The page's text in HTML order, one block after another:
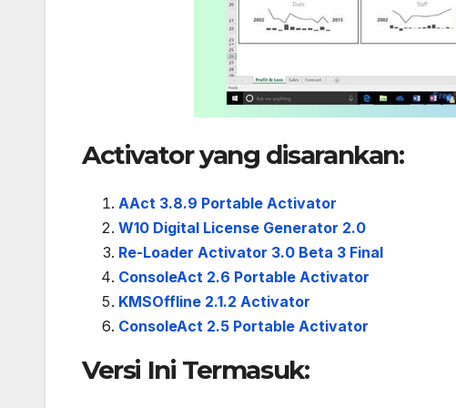
Activator yang disarankan:
AAct 3.8.9 Portable Activator
W10 Digital License Generator 2.0
Re-Loader Activator 3.0 Beta 3 Final
ConsoleAct 2.6 Portable Activator
KMSOffline 2.1.2 Activator
ConsoleAct 2.5 Portable Activator
Versi Ini Termasuk: